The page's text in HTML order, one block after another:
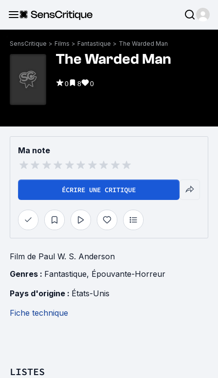
SensCritique > Films > Fantastique > The Warded Man
The Warded Man
0 8 0
Ma note
ÉCRIRE UNE CRITIQUE
Film de Paul W. S. Anderson
Genres : Fantastique, Épouvante-Horreur
Pays d'origine : États-Unis
Fiche technique
LISTES